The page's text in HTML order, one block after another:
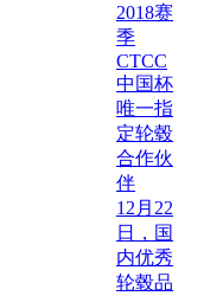
2018赛
季
CTCC
中国杯
唯一指
定轮毂
合作伙
伴
12月22
日，国
内优秀
轮毂品